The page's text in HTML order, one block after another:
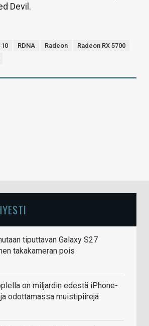
Devil.
10 RDNA Radeon
Radeon RX 5700
tiputtavan Galaxy S27
takakameran pois
on miljardin edestä iPhone-
odottamassa muistipiirejä